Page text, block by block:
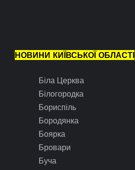
НОВИНИ КИЇВСЬКОЇ ОБЛАСТІ
Біла Церква
Білогородка
Бориспіль
Бородянка
Боярка
Бровари
Буча